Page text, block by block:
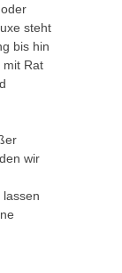
steht
bis hin
mit Rat
wir